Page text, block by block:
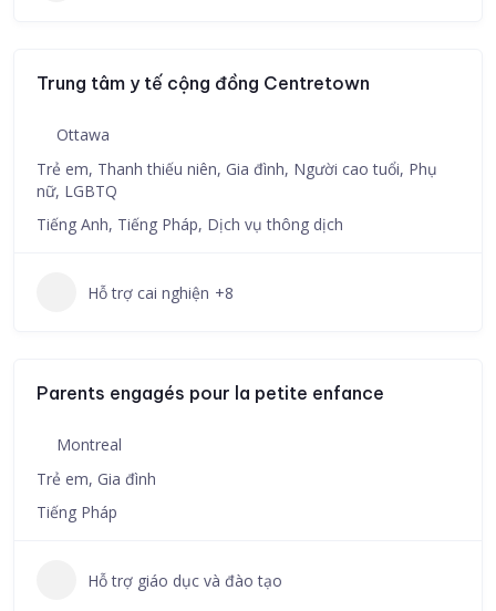
Trung tâm y tế cộng đồng Centretown
Ottawa
Trẻ em, Thanh thiếu niên, Gia đình, Người cao tuổi, Phụ
nữ, LGBTQ
Tiếng Anh, Tiếng Pháp, Dịch vụ thông dịch
Hỗ trợ cai nghiện +8
Parents engagés pour la petite enfance
Montreal
Trẻ em, Gia đình
Tiếng Pháp
Hỗ trợ giáo dục và đào tạo